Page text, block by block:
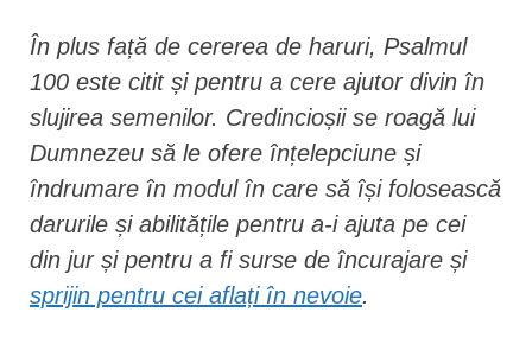
În plus față de cererea de haruri, Psalmul
100 este citit și pentru a cere ajutor divin în
slujirea semenilor. Credincioșii se roagă lui
Dumnezeu să le ofere înțelepciune și
îndrumare în modul în care să își folosească
darurile și abilitățile pentru a-i ajuta pe cei
din jur și pentru a fi surse de încurajare și
sprijin pentru cei aflați în nevoie.